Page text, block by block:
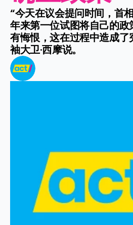
“今天在议会提问时间，首
年来第一位试图将自己的
有悔恨，这在过程中造成
袖大卫·西摩说。